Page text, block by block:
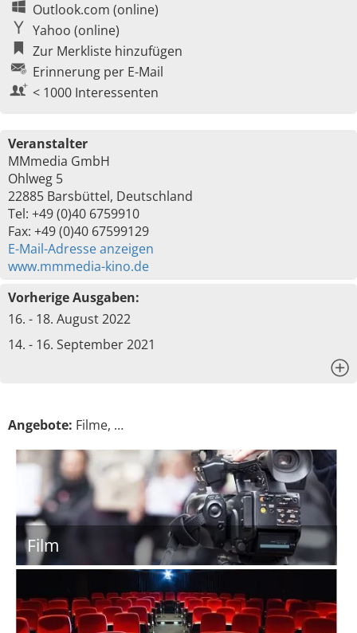
Outlook.com (online)
Yahoo (online)
Zur Merkliste hinzufügen
Erinnerung per E-Mail
< 1000 Interessenten
Veranstalter
MMmedia GmbH
Ohlweg 5
22885 Barsbüttel, Deutschland
Tel: +49 (0)40 6759910
Fax: +49 (0)40 67599129
E-Mail-Adresse anzeigen
www.mmmedia-kino.de
Vorherige Ausgaben:
16. - 18. August 2022
14. - 16. September 2021
Angebote: Filme, …
Film